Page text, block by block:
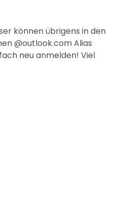
können übrigens in den
@outlook.com Alias
neu anmelden! Viel